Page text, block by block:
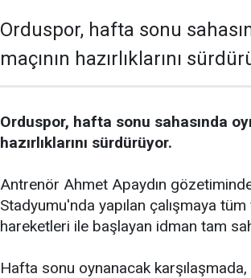
Orduspor, hafta sonu
maçının hazırlıklarını
Orduspor, hafta sonu sahasında
hazırlıklarını sürdürüyor.
Antrenör Ahmet Apaydın
Stadyumu'nda yapılan çalışmaya tüm
hareketleri ile başlayan idman tam
Hafta sonu oynanacak